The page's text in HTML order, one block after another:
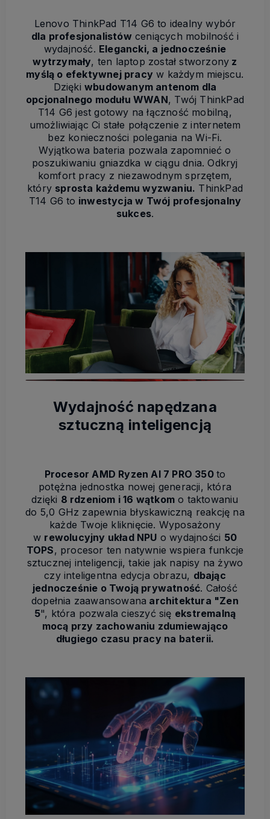
Lenovo ThinkPad T14 G6 to idealny wybór
dla profesjonalistówceniących mobilność i
wydajność. Elegancki, a jednocześnie
wytrzymały, ten laptop został stworzony z
myślą o efektywnej pracy w każdym miejscu.
Dzięki wbudowanym antenom dla
opcjonalnego modułu WWAN, Twój ThinkPad
T14 G6 jest gotowy na łączność mobilną,
umożliwiając Ci stałe połączenie z internetem
bez konieczności polegania na Wi-Fi.
Wyjątkowa bateria pozwala zapomnieć o
poszukiwaniu gniazdka w ciągu dnia. Odkryj
komfort pracy z niezawodnym sprzętem,
który sprosta każdemu wyzwaniu. ThinkPad
T14 G6 to inwestycja w Twój profesjonalny
sukces.
Wydajność napędzana
sztuczną inteligencją
Procesor AMD Ryzen AI 7 PRO 350 to
potężna jednostka nowej generacji, która
dzięki 8 rdzeniom i 16 wątkom o taktowaniu
do 5,0 GHz zapewnia błyskawiczną reakcję na
każde Twoje kliknięcie. Wyposażony
w rewolucyjny układ NPU o wydajności 50
TOPS, procesor ten natywnie wspiera funkcje
sztucznej inteligencji, takie jak napisy na żywo
czy inteligentna edycja obrazu, dbając
jednocześnie o Twoją prywatność. Całość
dopełnia zaawansowana architektura "Zen
5", która pozwala cieszyć się ekstremalną
mocą przy zachowaniu zdumiewająco
długiego czasu pracy na baterii.